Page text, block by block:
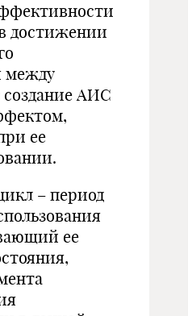
достижении
между
создание АИС
ее
– период
ее